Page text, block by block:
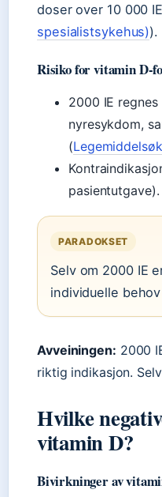
doser over 10 000
spesialistsykehus)).
Risiko for vitamin D-
2000 IE
nyresykdom,
(
pasientutgave).
PARADOKSET
Selv om 2000 IE
individuelle
Avveiningen: 2000
riktig indikasjon.
Hvilke
vitamin D?
Bivirkninger av